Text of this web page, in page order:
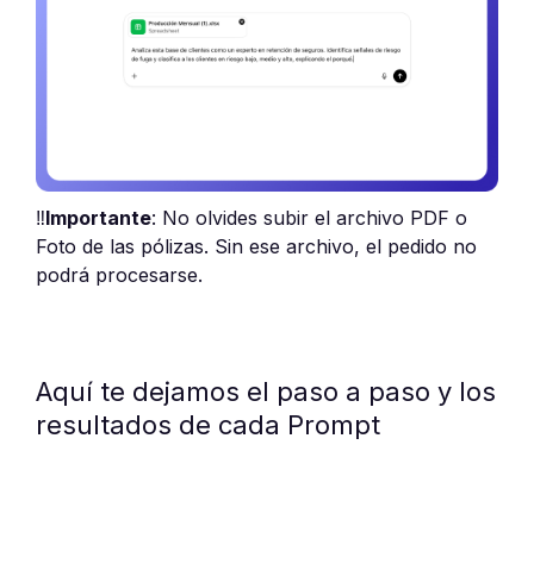
‼️Importante: No olvides subir el archivo PDF o
Foto de las pólizas. Sin ese archivo, el pedido no
podrá procesarse.
Aquí te dejamos el paso a paso y los
resultados de cada Prompt